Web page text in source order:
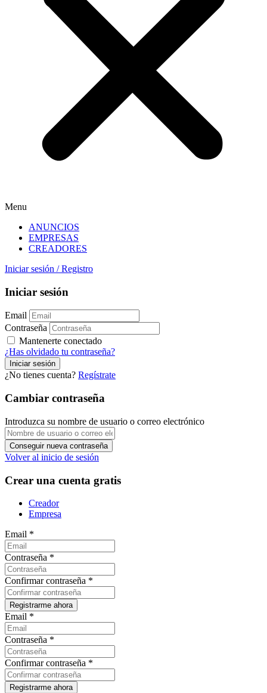
Menu
ANUNCIOS
EMPRESAS
CREADORES
Iniciar sesión / Registro
Iniciar sesión
Email
Contraseña
Mantenerte conectado
¿Has olvidado tu contraseña?
¿No tienes cuenta? Regístrate
Cambiar contraseña
Introduzca su nombre de usuario o correo electrónico
Volver al inicio de sesión
Crear una cuenta gratis
Creador
Empresa
Email *
Contraseña *
Confirmar contraseña *
Email *
Contraseña *
Confirmar contraseña *